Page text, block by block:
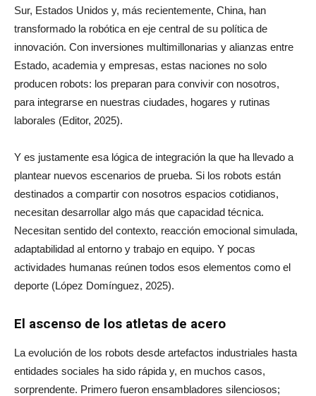
Sur, Estados Unidos y, más recientemente, China, han
transformado la robótica en eje central de su política de
innovación. Con inversiones multimillonarias y alianzas entre
Estado, academia y empresas, estas naciones no solo
producen robots: los preparan para convivir con nosotros,
para integrarse en nuestras ciudades, hogares y rutinas
laborales (Editor, 2025).
Y es justamente esa lógica de integración la que ha llevado a
plantear nuevos escenarios de prueba. Si los robots están
destinados a compartir con nosotros espacios cotidianos,
necesitan desarrollar algo más que capacidad técnica.
Necesitan sentido del contexto, reacción emocional simulada,
adaptabilidad al entorno y trabajo en equipo. Y pocas
actividades humanas reúnen todos esos elementos como el
deporte (López Domínguez, 2025).
El ascenso de los atletas de acero
La evolución de los robots desde artefactos industriales hasta
entidades sociales ha sido rápida y, en muchos casos,
sorprendente. Primero fueron ensambladores silenciosos;